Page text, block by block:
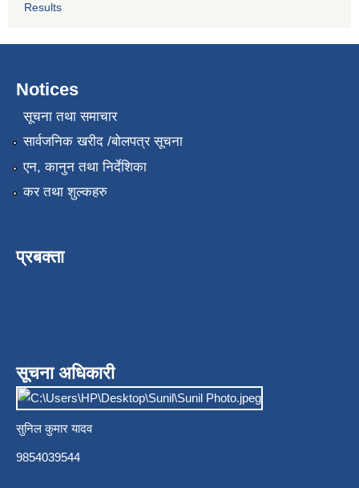
Results
Notices
सूचना तथा समाचार
सार्वजनिक खरीद /बोलपत्र सूचना
एन, कानुन तथा निर्देशिका
कर तथा शुल्कहरु
प्रबक्ता
सूचना अधिकारी
सुनिल कुमार यादव
9854039544